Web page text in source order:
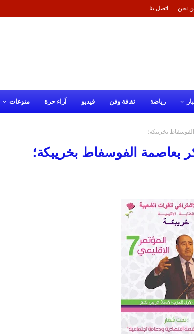
نحن اتصل بنا
رياضة ثقافة وفن فيديو آراء حرة منوعات
بخريبكة؛
بعاصمة الفوسفاط بخريبكة؛